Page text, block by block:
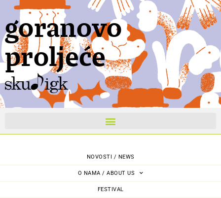
goranovo
proljeće
NOVOSTI / NEWS
O NAMA / ABOUT US
FESTIVAL